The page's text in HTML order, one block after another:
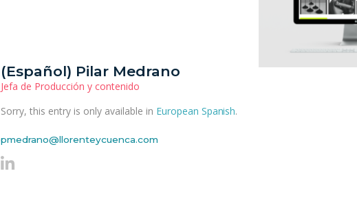
(Español) Pilar Medrano
Jefa de Producción y contenido
Sorry, this entry is only available in European Spanish.
pmedrano@llorenteycuenca.com